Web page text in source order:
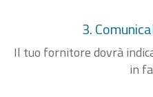
3.
Il tuo fornitore dovrà
in